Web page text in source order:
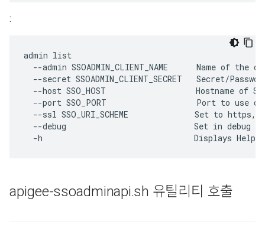
:
admin list
--admin SSOADMIN_CLIENT_NAME      Name of the
--secret SSOADMIN_CLIENT_SECRET   Secret/
--host SSO_HOST                   Hostname of
--port SSO_PORT                   Port to use
--ssl SSO_URI_SCHEME              Set to https,
--debug                           Set in debug
  -h                                Displays Help
apigee-ssoadminapi.sh 유틸리티 호출